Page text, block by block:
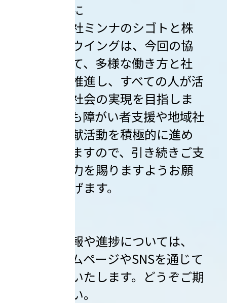
４．最後に
株式会社ミンナのシゴトと株
式会社ソウイングは、今回の協
力を通じて、多様な働き方と社
会貢献を推進し、すべての人が活
躍できる社会の実現を目指しま
す。今後も障がい者支援や地域社
会への貢献活動を積極的に進め
てまいりますので、引き続きご支
援とご協力を賜りますようお願
い申し上げます。
詳細な情報や進捗については、
随時ホームページやSNSを通じて
お知らせいたします。どうぞご期
待ください。